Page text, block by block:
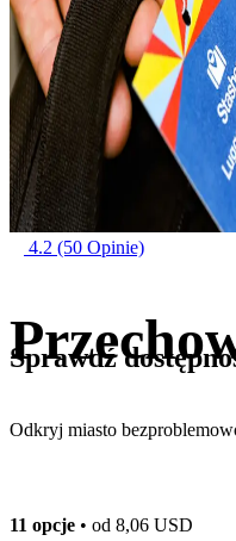
4.2 (50 Opinie)
Odkryj miasto
Sprawdź
11 opcje • od 8,06 USD